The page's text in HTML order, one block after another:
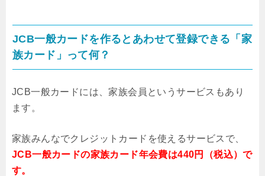
JCB一般カードを作るとあわせて登録できる「家
族カード」って何？
JCB一般カードには、家族会員というサービスもあり
ます。
家族みんなでクレジットカードを使えるサービスで、
JCB一般カードの家族カード年会費は440円（税込）で
す。